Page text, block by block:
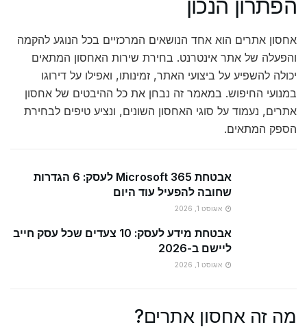
הפתרון הנכון
אחסון אתרים הוא אחד הנושאים המרכזיים בכל הנוגע להקמה
והפעלה של אתר אינטרנט. בחירת שירות האחסון המתאים
יכולה להשפיע על ביצועי האתר, זמינותו, ואפילו על דירוגו
במנועי החיפוש. במאמר זה נבחן את כל ההיבטים של אחסון
אתרים, נעמוד על סוגי האחסון השונים, ונציע טיפים לבחירת
הספק המתאים.
אבטחת Microsoft 365 לעסק: 6 הגדרות
שחובה להפעיל עוד היום
אוגוסט 1, 2026
אבטחת מידע לעסק: 10 צעדים שכל עסק חייב
ליישם ב-2026
אוגוסט 1, 2026
מה זה אחסון אתרים?